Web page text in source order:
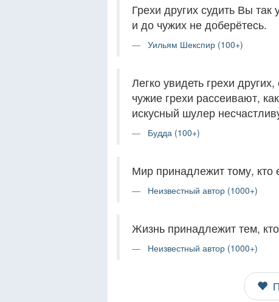
Грехи других судить Вы так
и до чужих не доберётесь.
Уильям Шекспир (100+)
Легко увидеть грехи
чужие грехи рассеивают,
искусный шулер
Будда (100+)
Мир принадлежит тому, кто
Неизвестный автор (1000+)
Жизнь принадлежит тем,
Неизвестный автор (1000+)